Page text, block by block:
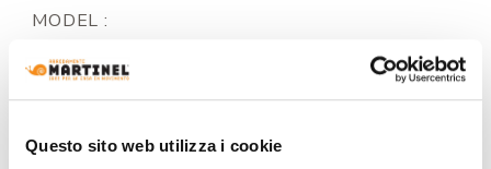
Questo sito web utilizza i cookie
MODEL :